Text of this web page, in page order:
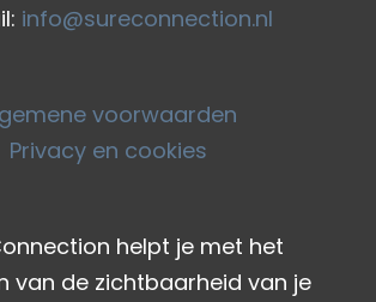
info@sureconnection.nl
voorwaarden
Privacy en cookies
helpt je met het
van de zichtbaarheid van je